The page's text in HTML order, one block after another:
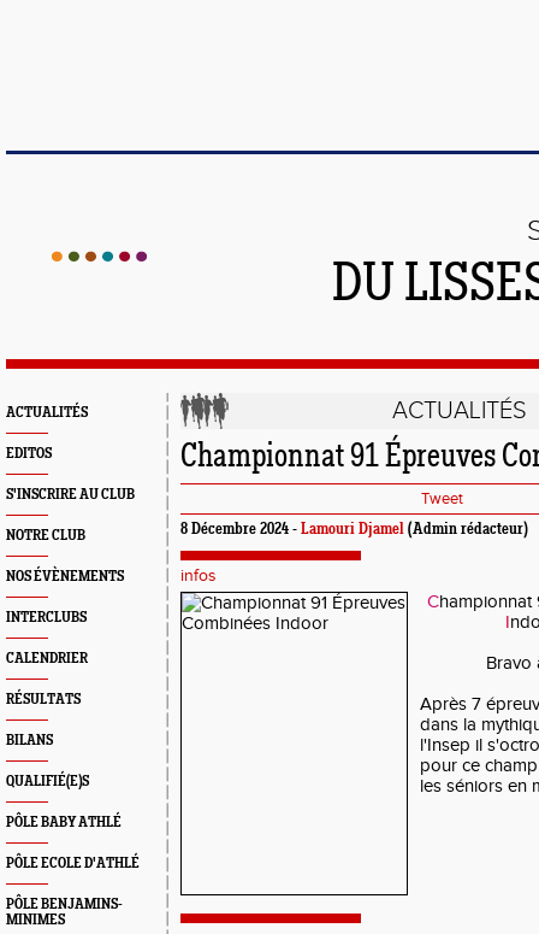
DU
ACTUALITÉS
EDITOS
S'INSCRIRE AU CLUB
NOTRE CLUB
NOS ÉVÈNEMENTS
INTERCLUBS
CALENDRIER
RÉSULTATS
BILANS
QUALIFIÉ(E)S
PÔLE BABY ATHLÉ
PÔLE ECOLE D'ATHLÉ
PÔLE BENJAMINS-
MINIMES
ACTUALITÉS
Championnat 91 Épreuves
Tweet
8 Décembre 2024 - Lamouri Djamel (Admin rédacteur)
infos
Championnat
I
Bravo
Après 7
dans la
l'Insep il
pour ce
les séniors en